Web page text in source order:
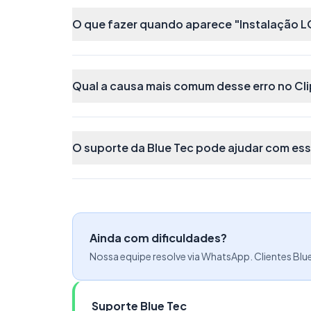
automaticamente pela instalação feita
Clipp.ini (ou apenas Clipp), clique com
O que fazer quando aparece "Instalação
Qual a causa mais comum desse erro no
O suporte da Blue Tec pode ajudar com
Ainda com dificuldades?
Nossa equipe resolve via WhatsApp. Clientes
Suporte Blue Tec